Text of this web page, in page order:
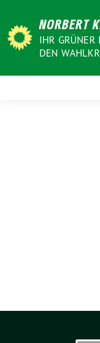
zum
Inhalt
NORBERT
IHR GRÜNER
DEN